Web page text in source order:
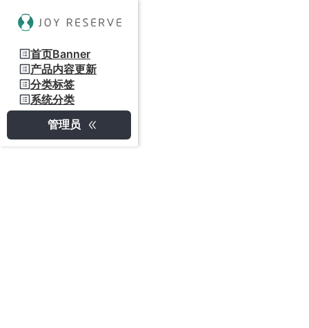
首页Banner
产品内容更新
分类标签
系统分类
管理员